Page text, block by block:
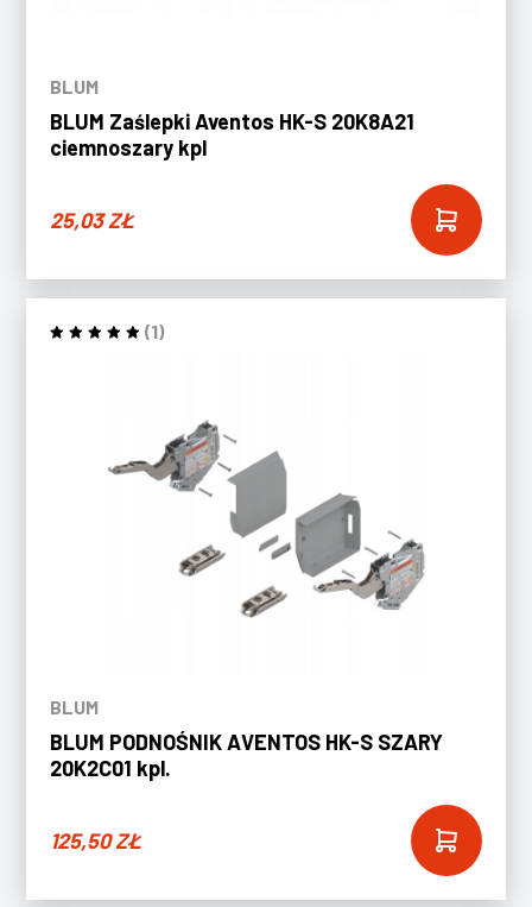
BLUM
BLUM Zaślepki Aventos HK-S 20K8A21
ciemnoszary kpl
25,03ZŁ
(1)
BLUM
BLUM PODNOŚNIK AVENTOS HK-S SZARY
20K2C01 kpl.
125,50ZŁ